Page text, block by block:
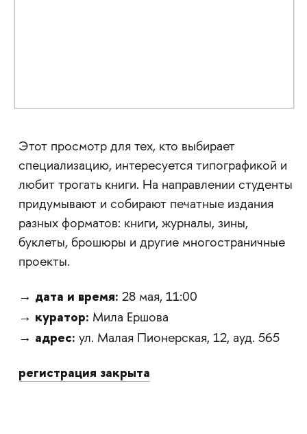
Этот просмотр для тех, кто выбирает
специализацию, интересуется типографикой и
любит трогать книги. На направлении студенты
придумывают и собирают печатные издания
разных форматов: книги, журналы, зины,
буклеты, брошюры и другие многостраничные
проекты.
→ дата и время: 28 мая, 11:00
→ куратор: Мила Ершова
→ адрес: ул. Малая Пионерская, 12, ауд. 565
регистрация закрыта